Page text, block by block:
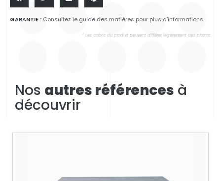
GARANTIE : Consultez le guide des matières pour plus d’informations
* Les coloris du produit peuvent différer légèrement des photos.
Nos autres références à
découvrir